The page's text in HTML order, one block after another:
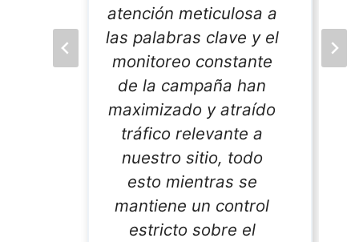
atención meticulosa a
las palabras clave y el
monitoreo constante
de la campaña han
maximizado y atraído
tráfico relevante a
nuestro sitio, todo
esto mientras se
mantiene un control
estricto sobre el